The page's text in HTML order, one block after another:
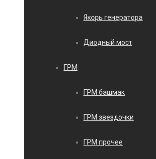
Якорь генератора
Диодный мост
ГРМ
ГРМ башмак
ГРМ звездочки
ГРМ прочее